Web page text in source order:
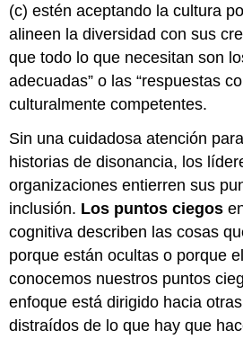
(c) estén aceptando la cultura
alineen la diversidad con sus
que todo lo que necesitan son
adecuadas” o las “respuestas
culturalmente competentes.
Sin una cuidadosa atención
historias de disonancia, los
organizaciones entierren sus
inclusión. Los puntos ciegos
cognitiva describen las cosas
porque están ocultas o porque
conocemos nuestros puntos
enfoque está dirigido hacia
distraídos de lo que hay que